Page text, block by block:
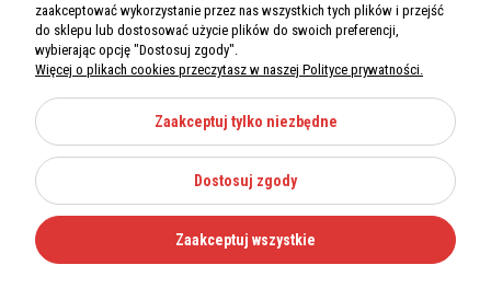
O nas
Informacje
Moje konto
Kategorie
zaakceptować wykorzystanie przez nas wszystkich tych plików i przejść
do sklepu lub dostosować użycie plików do swoich preferencji,
wybierając opcję "Dostosuj zgody".
Więcej o plikach cookies przeczytasz w naszej Polityce prywatności.
Zaakceptuj tylko niezbędne
Dostosuj zgody
Zaakceptuj wszystkie